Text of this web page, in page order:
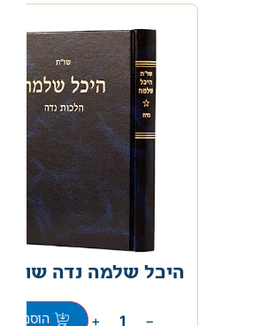
היכל שלמה נדה שות
−
+ הוספה